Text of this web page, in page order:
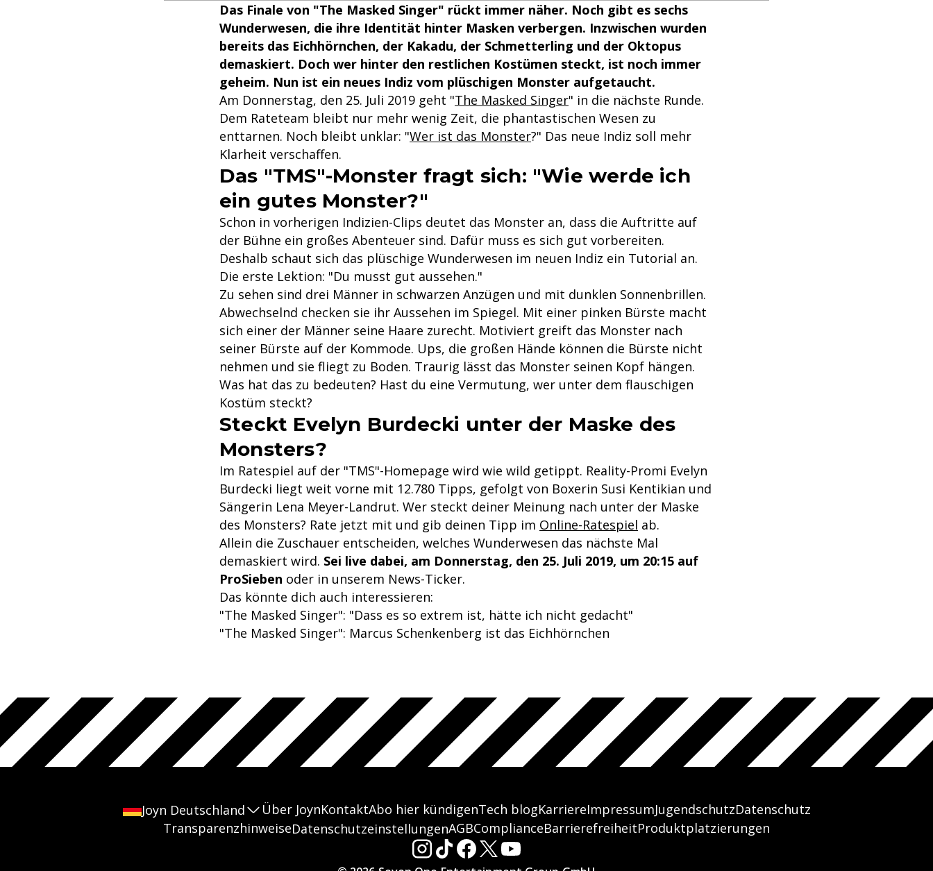
Das Finale von "The Masked Singer" rückt immer näher. Noch gibt es sechs
Wunderwesen, die ihre Identität hinter Masken verbergen. Inzwischen wurden
bereits das Eichhörnchen, der Kakadu, der Schmetterling und der Oktopus
demaskiert. Doch wer hinter den restlichen Kostümen steckt, ist noch immer
geheim. Nun ist ein neues Indiz vom plüschigen Monster aufgetaucht.
Am Donnerstag, den 25. Juli 2019 geht "The Masked Singer" in die nächste Runde.
Dem Rateteam bleibt nur mehr wenig Zeit, die phantastischen Wesen zu
enttarnen. Noch bleibt unklar: "Wer ist das Monster?" Das neue Indiz soll mehr
Klarheit verschaffen.
Das "TMS"-Monster fragt sich: "Wie werde ich
ein gutes Monster?"
Schon in vorherigen Indizien-Clips deutet das Monster an, dass die Auftritte auf
der Bühne ein großes Abenteuer sind. Dafür muss es sich gut vorbereiten.
Deshalb schaut sich das plüschige Wunderwesen im neuen Indiz ein Tutorial an.
Die erste Lektion: "Du musst gut aussehen."
Zu sehen sind drei Männer in schwarzen Anzügen und mit dunklen Sonnenbrillen.
Abwechselnd checken sie ihr Aussehen im Spiegel. Mit einer pinken Bürste macht
sich einer der Männer seine Haare zurecht. Motiviert greift das Monster nach
seiner Bürste auf der Kommode. Ups, die großen Hände können die Bürste nicht
nehmen und sie fliegt zu Boden. Traurig lässt das Monster seinen Kopf hängen.
Was hat das zu bedeuten? Hast du eine Vermutung, wer unter dem flauschigen
Kostüm steckt?
Steckt Evelyn Burdecki unter der Maske des
Monsters?
Im Ratespiel auf der "TMS"-Homepage wird wie wild getippt. Reality-Promi Evelyn
Burdecki liegt weit vorne mit 12.780 Tipps, gefolgt von Boxerin Susi Kentikian und
Sängerin Lena Meyer-Landrut. Wer steckt deiner Meinung nach unter der Maske
des Monsters? Rate jetzt mit und gib deinen Tipp im Online-Ratespiel ab.
Allein die Zuschauer entscheiden, welches Wunderwesen das nächste Mal
demaskiert wird. Sei live dabei, am Donnerstag, den 25. Juli 2019, um 20:15 auf
ProSieben oder in unserem News-Ticker.
Das könnte dich auch interessieren:
"The Masked Singer": "Dass es so extrem ist, hätte ich nicht gedacht"
"The Masked Singer": Marcus Schenkenberg ist das Eichhörnchen
Joyn Deutschland Über JoynKontaktAbo hier kündigenTech blogKarriereImpressumJugendschutzDatenschutz
TransparenzhinweiseDatenschutzeinstellungenAGBComplianceBarrierefreiheitProduktplatzierungen